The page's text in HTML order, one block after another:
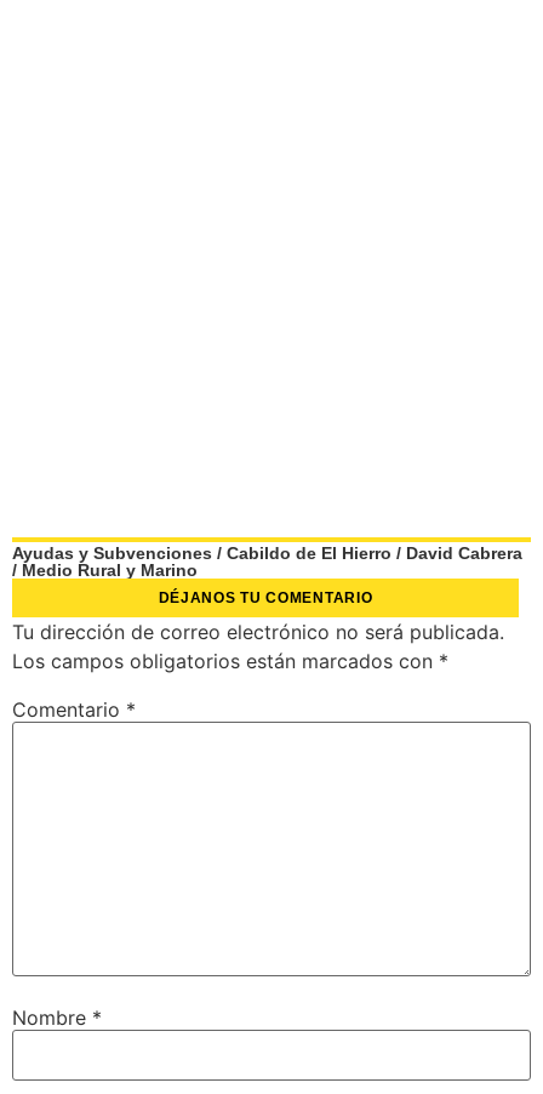
Ayudas y Subvenciones / Cabildo de El Hierro / David Cabrera
/ Medio Rural y Marino
DÉJANOS TU COMENTARIO
Tu dirección de correo electrónico no será publicada.
Los campos obligatorios están marcados con *
Comentario *
Nombre *